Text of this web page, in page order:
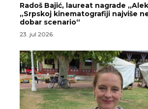
Radoš Bajić, laureat nagrade
„Srpskoj kinematografiji najviše
dobar scenario“
23. jul 2026.